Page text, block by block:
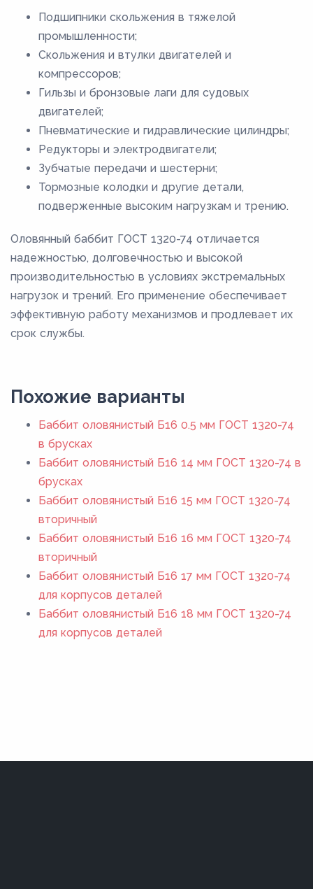
Подшипники скольжения в тяжелой
промышленности;
Скольжения и втулки двигателей и
компрессоров;
Гильзы и бронзовые лаги для судовых
двигателей;
Пневматические и гидравлические цилиндры;
Редукторы и электродвигатели;
Зубчатые передачи и шестерни;
Тормозные колодки и другие детали,
подверженные высоким нагрузкам и трению.
Оловянный баббит ГОСТ 1320-74 отличается
надежностью, долговечностью и высокой
производительностью в условиях экстремальных
нагрузок и трений. Его применение обеспечивает
эффективную работу механизмов и продлевает их
срок службы.
Похожие варианты
Баббит оловянистый Б16 0.5 мм ГОСТ 1320-74
в брусках
Баббит оловянистый Б16 14 мм ГОСТ 1320-74 в
брусках
Баббит оловянистый Б16 15 мм ГОСТ 1320-74
вторичный
Баббит оловянистый Б16 16 мм ГОСТ 1320-74
вторичный
Баббит оловянистый Б16 17 мм ГОСТ 1320-74
для корпусов деталей
Баббит оловянистый Б16 18 мм ГОСТ 1320-74
для корпусов деталей